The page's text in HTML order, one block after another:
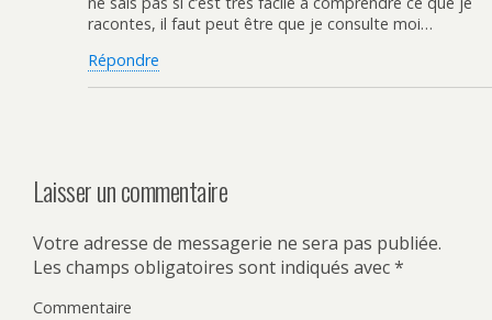
racontes, il faut peut être que je consulte moi…
Répondre
Laisser un commentaire
Votre adresse de messagerie ne sera pas publiée.
Les champs obligatoires sont indiqués avec*
Commentaire